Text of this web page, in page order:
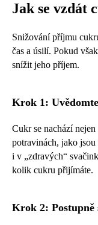
Jak se vzdát
Snižování příjmu
čas a úsilí. Pokud
snížit jeho příjem.
Krok 1:
Cukr se nachází
potravinách, jako
i v „zdravých“
kolik cukru přijímáte.
Krok 2: